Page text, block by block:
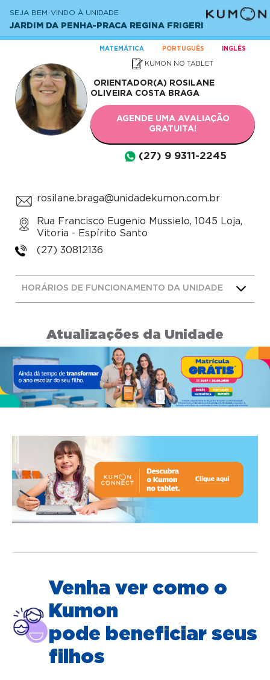
SEJA BEM-VINDO À UNIDADE
JARDIM DA PENHA-PRACA REGINA FRIGERI
MATEMÁTICA PORTUGUÊS INGLÊS
KUMON NO TABLET
ORIENTADOR(A) ROSILANE
OLIVEIRA COSTA BRAGA
AGENDE UMA AVALIAÇÃO
GRATUITA!
(27) 9 9311-2245
rosilane.braga@unidadekumon.com.br
Rua Francisco Eugenio Mussielo, 1045 Loja,
Vitoria - Espírito Santo
(27) 30812136
HORÁRIOS DE FUNCIONAMENTO DA UNIDADE
Atualizações da Unidade
Venha ver como o
Kumon
pode beneficiar seus
filhos